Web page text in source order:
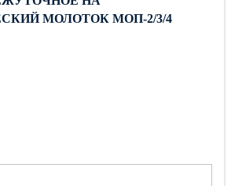
МОЛОТОК МОП-2/3/4